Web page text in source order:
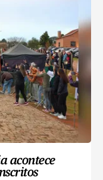
acontece